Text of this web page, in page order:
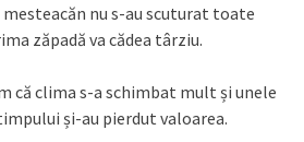
mesteacăn nu s-au scuturat toate
zăpadă va cădea târziu.
că clima s-a schimbat mult și unele
și-au pierdut valoarea.